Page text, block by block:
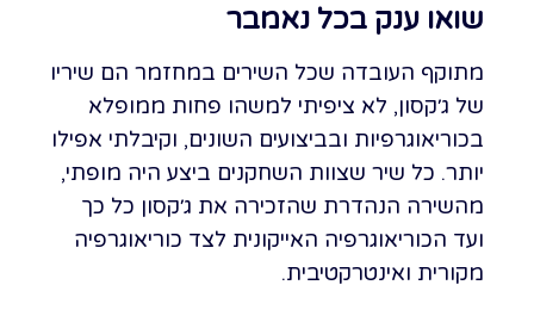
שואו ענק בכל נאמבר
מתוקף העובדה שכל השירים במחזמר הם שיריו
של ג׳קסון, לא ציפיתי למשהו פחות ממופלא
בכוריאוגרפיות ובביצועים השונים, וקיבלתי אפילו
יותר. כל שיר שצוות השחקנים ביצע היה מופתי,
מהשירה הנהדרת שהזכירה את ג׳קסון כל כך
ועד הכוריאוגרפיה האייקונית לצד כוריאוגרפיה
מקורית ואינטרקטיבית.